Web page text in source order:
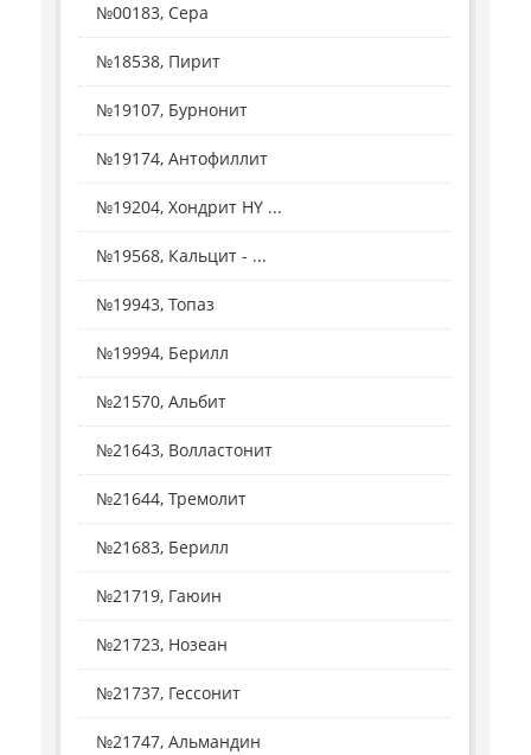
№00183, Сера
№18538, Пирит
№19107, Бурнонит
№19174, Антофиллит
№19204, Хондрит HY ...
№19568, Кальцит - ...
№19943, Топаз
№19994, Берилл
№21570, Альбит
№21643, Волластонит
№21644, Тремолит
№21683, Берилл
№21719, Гаюин
№21723, Нозеан
№21737, Гессонит
№21747, Альмандин